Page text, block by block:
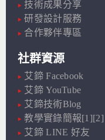
技術成果分享
研發設計服務
合作夥伴專區
社群資源
艾鍗 Facebook
艾鍗 YouTube
艾鍗技術Blog
教學實錄簡報[1][2]
艾鍗 LINE 好友